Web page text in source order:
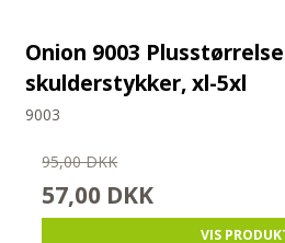
Onion 9003
skulderstykker, xl-5xl
9003
95,00 DKK
57,00 DKK
VIS